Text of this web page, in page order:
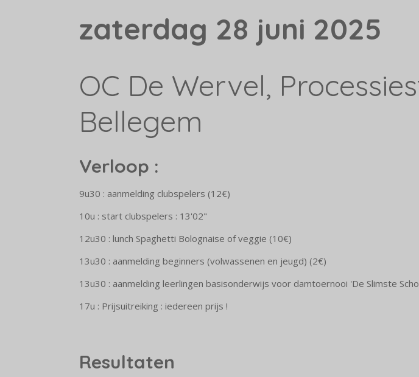
zaterdag 28 juni 2025
OC De Wervel,
Bellegem
Verloop :
9u30 : aanmelding clubspelers (12€)
10u : start clubspelers : 13'02"
12u30 : lunch Spaghetti Bolognaise of veggie (10€)
13u30 : aanmelding beginners (volwassenen en jeugd) (2€)
13u30 : aanmelding leerlingen basisonderwijs voor damtoernooi 'De Slimste
17u : Prijsuitreiking : iedereen prijs !
Resultaten